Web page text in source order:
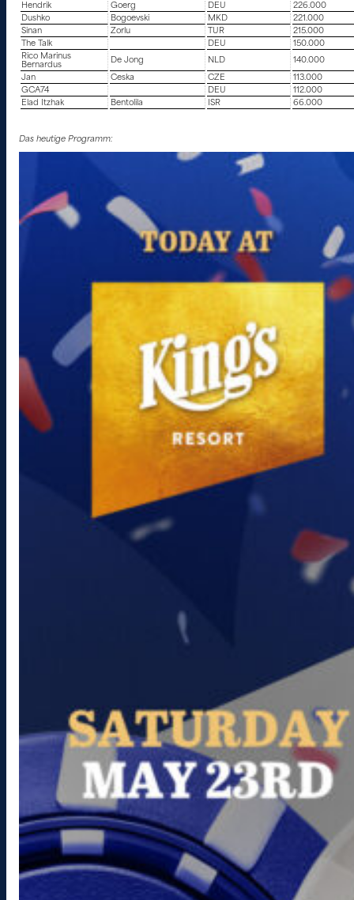
Hendrik
Goerg DEU
226.000
Dushko
Bogoevski MKD
221.000
Sinan
Zorlu TUR
215.000
The Talk
DEU
150.000
Rico Marinus
Bernardus
De Jong NLD
140.000
Jan
Ceska CZE
113.000
GCA74
DEU
112.000
Elad Itzhak
Bentolila ISR 66.000
Das heutige Programm: